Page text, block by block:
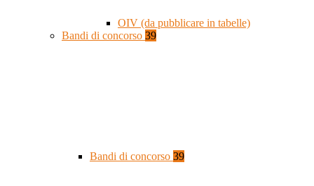
OIV (da pubblicare in tabelle)
Bandi di concorso 39
Bandi di concorso 39